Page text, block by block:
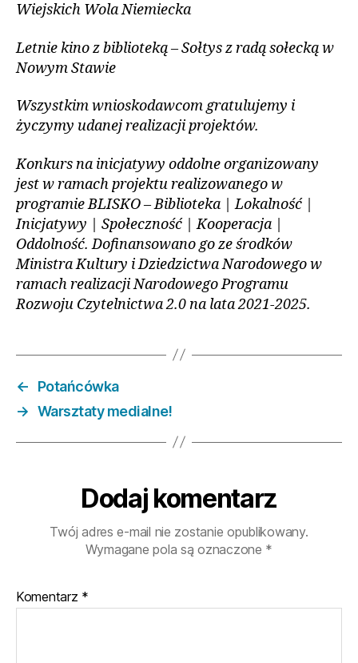
Wiejskich Wola Niemiecka
Letnie kino z biblioteką – Sołtys z radą sołecką w
Nowym Stawie
Wszystkim wnioskodawcom gratulujemy i
życzymy udanej realizacji projektów.
Konkurs na inicjatywy oddolne organizowany
jest w ramach projektu realizowanego w
programie BLISKO – Biblioteka | Lokalność |
Inicjatywy | Społeczność | Kooperacja |
Oddolność. Dofinansowano go ze środków
Ministra Kultury i Dziedzictwa Narodowego w
ramach realizacji Narodowego Programu
Rozwoju Czytelnictwa 2.0 na lata 2021-2025.
←
Potańcówka
→ Warsztaty medialne!
Dodaj komentarz
Twój adres e-mail nie zostanie opublikowany.
Wymagane pola są oznaczone *
Komentarz *